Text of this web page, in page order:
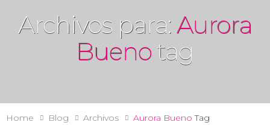
Archivos para: Aurora
Bueno tag
Home Blog Archivos Aurora Bueno Tag